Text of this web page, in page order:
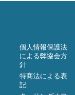
個人情報保護法
による弊協会方
針
特商法による表
記